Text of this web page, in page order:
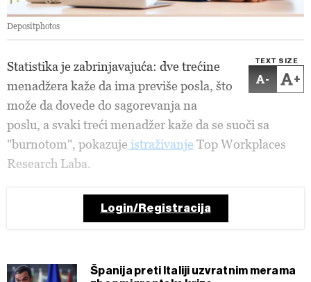
Depositphotos
TEXT SIZE
- +
Statistika je zabrinjavajuća: dve trećine
menadžera kaže da ima previše posla, što
može da dovede do sagorevanja na
poslu, a svaki treći menadžer kaže da se suoči sa
"burnotom", pokazuje istraživanje Top Workplaces
Research Laba.
Login/Registracija
Španija preti Italiji uzvratnim merama